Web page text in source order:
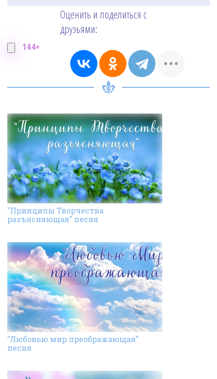
144+
Оценить и поделиться с
друзьями:
"Принципы Творчества
разъясняющая" песня
"Любовью мир преображающая"
песня